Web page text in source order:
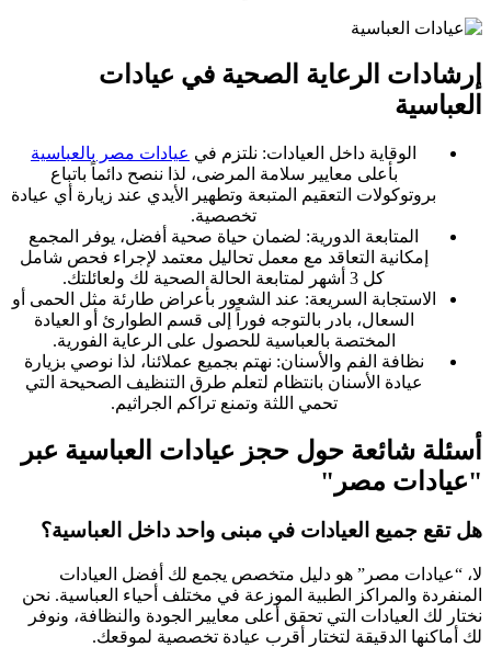
إرشادات الرعاية الصحية في عيادات
العباسية
الوقاية داخل العيادات: نلتزم في عيادات مصر بالعباسية
بأعلى معايير سلامة المرضى، لذا ننصح دائماً باتباع
بروتوكولات التعقيم المتبعة وتطهير الأيدي عند زيارة أي عيادة
تخصصية.
المتابعة الدورية: لضمان حياة صحية أفضل، يوفر المجمع
إمكانية التعاقد مع معمل تحاليل معتمد لإجراء فحص شامل
كل 3 أشهر لمتابعة الحالة الصحية لك ولعائلتك.
الاستجابة السريعة: عند الشعور بأعراض طارئة مثل الحمى أو
السعال، بادر بالتوجه فوراً إلى قسم الطوارئ أو العيادة
المختصة بالعباسية للحصول على الرعاية الفورية.
نظافة الفم والأسنان: نهتم بجميع عملائنا، لذا نوصي بزيارة
عيادة الأسنان بانتظام لتعلم طرق التنظيف الصحيحة التي
تحمي اللثة وتمنع تراكم الجراثيم.
أسئلة شائعة حول حجز عيادات العباسية عبر
"عيادات مصر"
هل تقع جميع العيادات في مبنى واحد داخل العباسية؟
لا، “عيادات مصر” هو دليل متخصص يجمع لك أفضل العيادات
المنفردة والمراكز الطبية الموزعة في مختلف أحياء العباسية. نحن
نختار لك العيادات التي تحقق أعلى معايير الجودة والنظافة، ونوفر
لك أماكنها الدقيقة لتختار أقرب عيادة تخصصية لموقعك.